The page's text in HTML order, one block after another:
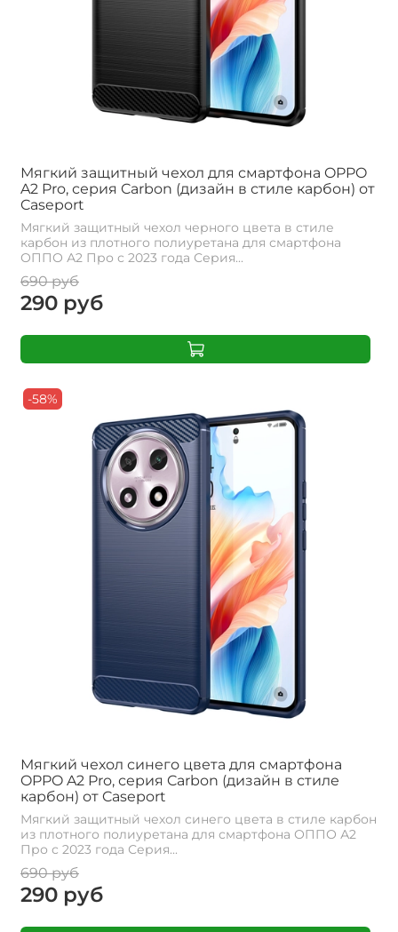
Мягкий защитный чехол для смартфона OPPO
A2 Pro, серия Carbon (дизайн в стиле карбон) от
Caseport
Мягкий защитный чехол черного цвета в стиле
карбон из плотного полиуретана для смартфона
ОППО А2 Про с 2023 года Серия...
690 руб
290 руб
-58%
Мягкий чехол синего цвета для смартфона
OPPO A2 Pro, серия Carbon (дизайн в стиле
карбон) от Caseport
Мягкий защитный чехол синего цвета в стиле карбон
из плотного полиуретана для смартфона ОППО А2
Про с 2023 года Серия...
690 руб
290 руб